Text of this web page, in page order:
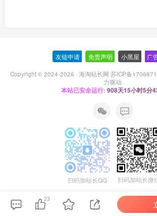
友链申请 免责声明 小黑屋 广
Copyright © 2024-2026 · 海淘站长网 苏ICP备
力驱动.
本站已安全运行: 908天15小时5分
扫码加站长QQ 扫码加站长微
23